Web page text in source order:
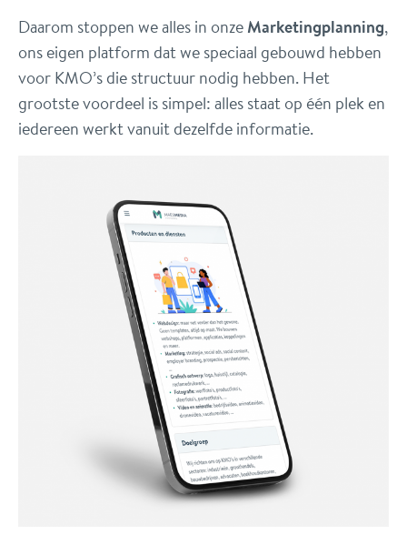
Daarom stoppen we alles in onzeMarketingplanning,
ons eigen platform dat we speciaal gebouwd hebben
voor KMO’s die structuur nodig hebben. Het
grootste voordeel is simpel: alles staat op één plek en
iedereen werkt vanuit dezelfde informatie.